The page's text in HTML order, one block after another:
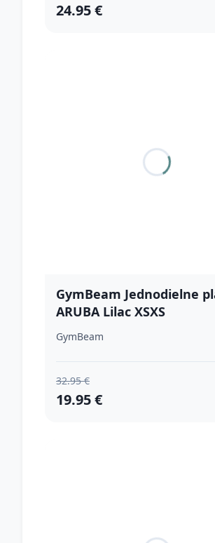
24.95 €
GymBeam Jednodielne
ARUBA Lilac XSXS
GymBeam
32.95 €
19.95 €